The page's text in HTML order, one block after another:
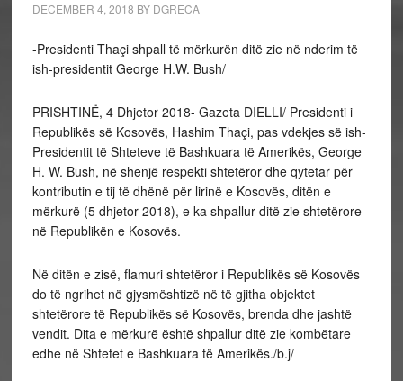
DECEMBER 4, 2018 BY DGRECA
-Presidenti Thaçi shpall të mërkurën ditë zie në nderim të
ish-presidentit George H.W. Bush/
PRISHTINË, 4 Dhjetor 2018- Gazeta DIELLI/ Presidenti i
Republikës së Kosovës, Hashim Thaçi, pas vdekjes së ish-
Presidentit të Shteteve të Bashkuara të Amerikës, George
H. W. Bush, në shenjë respekti shtetëror dhe qytetar për
kontributin e tij të dhënë për lirinë e Kosovës, ditën e
mërkurë (5 dhjetor 2018), e ka shpallur ditë zie shtetërore
në Republikën e Kosovës.
Në ditën e zisë, flamuri shtetëror i Republikës së Kosovës
do të ngrihet në gjysmështizë në të gjitha objektet
shtetërore të Republikës së Kosovës, brenda dhe jashtë
vendit. Dita e mërkurë është shpallur ditë zie kombëtare
edhe në Shtetet e Bashkuara të Amerikës./b.j/